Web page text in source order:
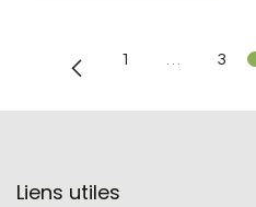
1 3
Liens utiles